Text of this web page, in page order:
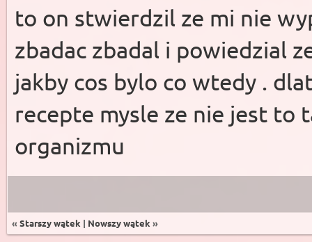
to on stwierdzil ze mi nie
zbadac zbadal i powiedzial
jakby cos bylo co wtedy .
recepte mysle ze nie jest to
organizmu
« Starszy wątek | Nowszy wątek »